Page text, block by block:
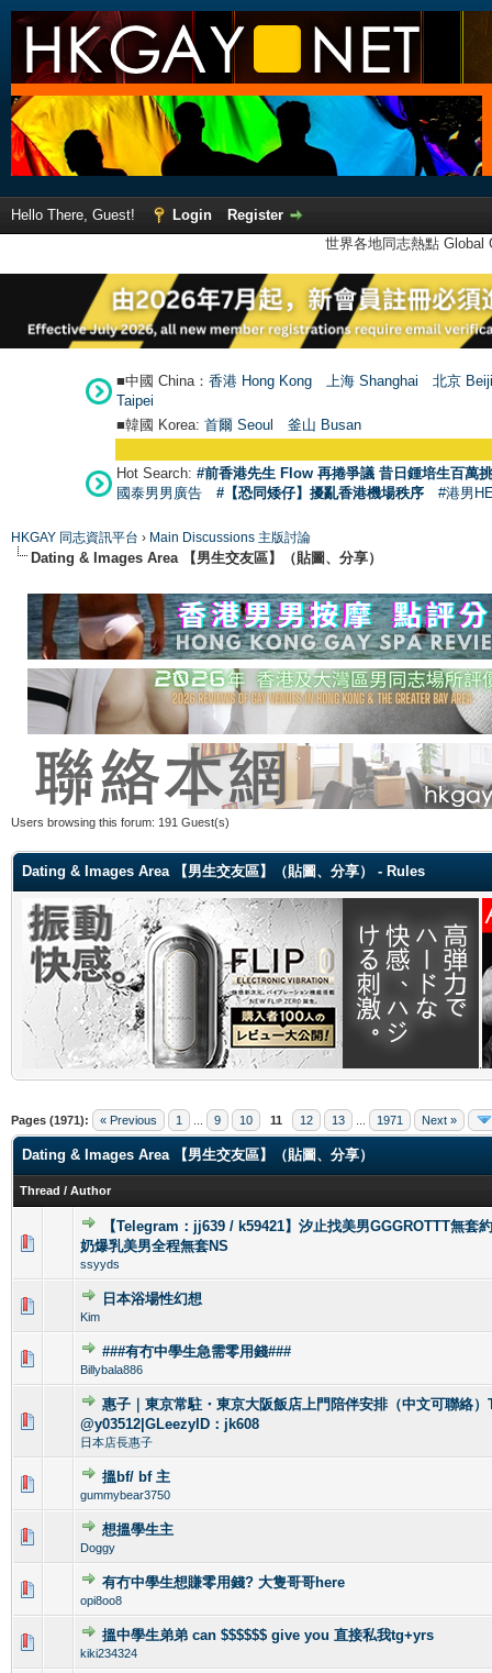
Hello There, Guest! Login
Register
世界各地同志熱點
■中國 China： 香港 Hong Kong 上海 Shanghai
北京
Taipei
■韓國 Korea: 首爾 Seoul 釜山 Busan
Hot Search: #前香港先生 Flow 再捲爭議 昔日鍾培生百萬
國泰男男廣告
#【恐同矮仔】擾亂香港機場秩序 #港男
HKGAY 同志資訊平台 › Main Discussions 主版討論
Dating & Images Area 【男生交友區】（貼圖、分享）
Users browsing this forum: 191 Guest(s)
Dating & Images Area 【男生交友區】（貼圖、分享） - Rules
Pages (1971): « Previous 1 9 10 11 12 13 1971 Next »
Dating & Images Area 【男生交友區】（貼圖、分享）
Thread / Author
【Telegram：jj639 / k59421】汐止找美男GGGROTTT無套
奶爆乳美男全程無套NS
ssyyds
0 Vote(s) - 0 out of 5 in Average
日本浴場性幻想
Kim
0 Vote(s) - 0 out of 5 in Average
###有冇中學生急需零用錢###
Billybala886
0 Vote(s) - 0 out of 5 in Average
12345
惠子｜東京常駐・東京大阪飯店上門陪伴安排（中文可聯絡）
@y03512|GLeezyID：jk608
日本店長惠子
0 Vote(s) - 0 out of 5 in Average
1234
搵bf/ bf 主
gummybear3750
0 Vote(s) - 0 out of 5 in Average
想搵學生主
Doggy
0 Vote(s) - 0 out of 5 in Average
有冇中學生想賺零用錢? 大隻哥哥here
opi8oo8
0 Vote(s) - 0 out of 5 in Average
123 45
搵中學生弟弟 can $$$$$$ give you 直接私我tg+yrs
kiki234324
0 Vote(s) - 0 out of 5 in Average
12345